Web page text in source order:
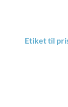
Etiket til